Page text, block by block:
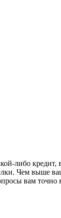
либо
Чем выше
вам точно